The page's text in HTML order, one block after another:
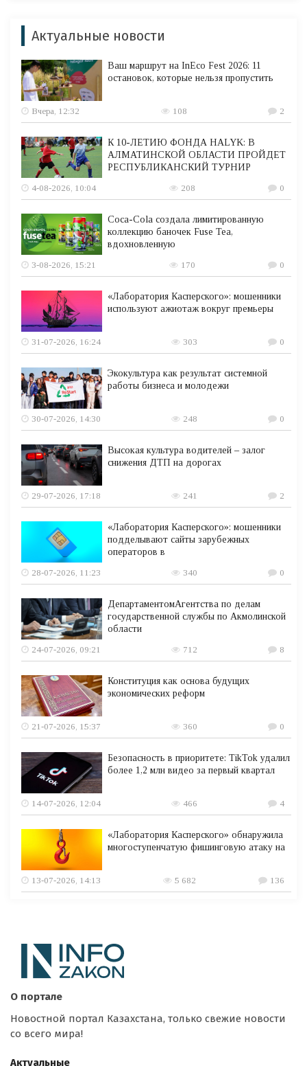
Актуальные новости
Ваш маршрут на InEco Fest 2026: 11
остановок, которые нельзя пропустить
Вчера, 12:32 108 2
К 10-ЛЕТИЮ ФОНДА HALYK: В
АЛМАТИНСКОЙ ОБЛАСТИ ПРОЙДЕТ
РЕСПУБЛИКАНСКИЙ ТУРНИР
4-08-2026, 10:04
208 0
Coca-Cola создала лимитированную
коллекцию баночек Fuse Tea,
вдохновленную
3-08-2026, 15:21
170 0
«Лаборатория Касперского»: мошенники
используют ажиотаж вокруг премьеры
31-07-2026, 16:24 303 0
Экокультура как результат системной
работы бизнеса и молодежи
30-07-2026, 14:30 248 0
Высокая культура водителей – залог
снижения ДТП на дорогах
29-07-2026, 17:18 241 2
«Лаборатория Касперского»: мошенники
подделывают сайты зарубежных
операторов в
28-07-2026, 11:23
340 0
ДепартаментомАгентства по делам
государственной службы по Акмолинской
области
24-07-2026, 09:21
712 8
Конституция как основа будущих
экономических реформ
21-07-2026, 15:37 360 0
Безопасность в приоритете: TikTok удалил
более 1,2 млн видео за первый квартал
14-07-2026, 12:04 466 4
«Лаборатория Касперского» обнаружила
многоступенчатую фишинговую атаку на
13-07-2026, 14:13 5 682 136
О портале
Новостной портал Казахстана, только свежие новости
со всего мира!
Актуальные